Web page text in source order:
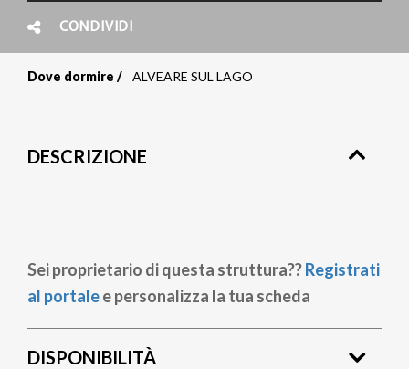
CONDIVIDI
pane
Dove dormire ALVEARE SUL LAGO
DESCRIZIONE
Sei proprietario di questa struttura??Registrati
al portalee personalizza la tua scheda
DISPONIBILITÀ